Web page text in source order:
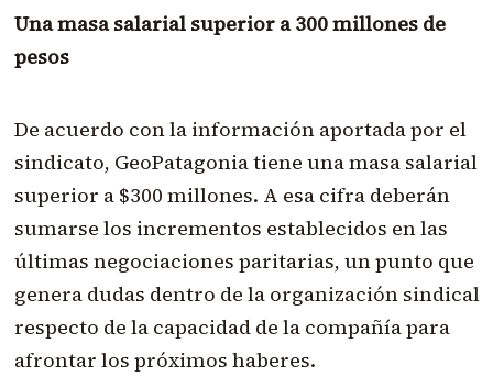
Una masa salarial superior a 300 millones de
pesos
De acuerdo con la información aportada por el
sindicato, GeoPatagonia tiene una masa salarial
superior a $300 millones. A esa cifra deberán
sumarse los incrementos establecidos en las
últimas negociaciones paritarias, un punto que
genera dudas dentro de la organización sindical
respecto de la capacidad de la compañía para
afrontar los próximos haberes.